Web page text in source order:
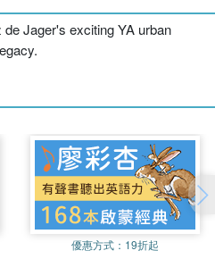
Jager's exciting YA urban
優惠方式： 19折起